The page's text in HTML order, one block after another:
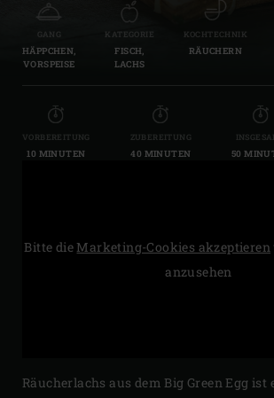
GANG
HÄPPCHEN,
VORSPEISE
KATEGORIE
FISCH,
LACHS
KOCHTECHNIK
RÄUCHERN
VORBEREITUNG
10 MINUTEN
ZUBEREITUNG
40 MINUTEN 50
Bitte die Marketing-Cookies akzeptieren
anzusehen
Räucherlachs aus dem Big Green Egg ist